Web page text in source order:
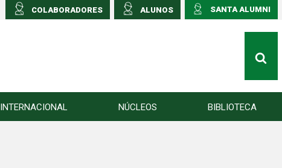
SANTA ALUMNI
ALUNOS
COLABORADORES
INTERNACIONAL NÚCLEOS BIBLIOTECA